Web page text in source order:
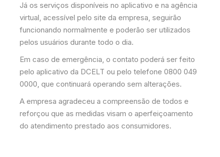
Já os serviços disponíveis no aplicativo e na agência
virtual, acessível pelo site da empresa, seguirão
funcionando normalmente e poderão ser utilizados
pelos usuários durante todo o dia.
Em caso de emergência, o contato poderá ser feito
pelo aplicativo da DCELT ou pelo telefone 0800 049
0000, que continuará operando sem alterações.
A empresa agradeceu a compreensão de todos e
reforçou que as medidas visam o aperfeiçoamento
do atendimento prestado aos consumidores.